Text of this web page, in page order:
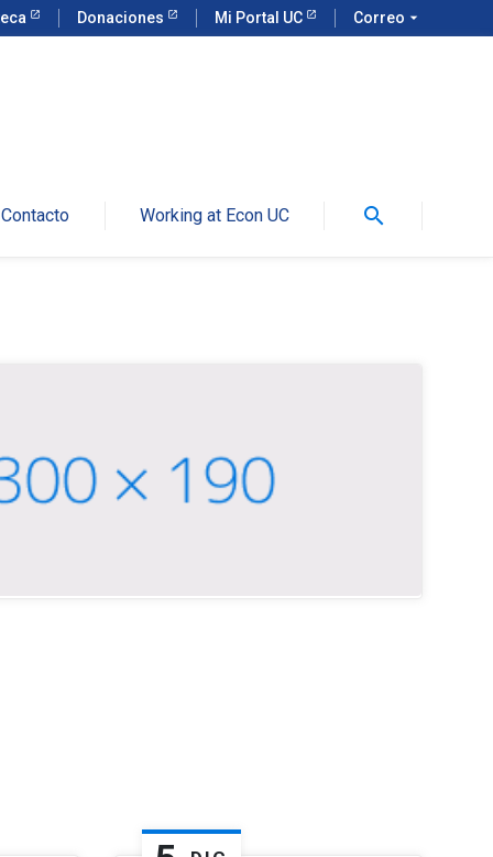
Donaciones Mi Portal UC Correo arrow_drop_down
Contacto Working at Econ UC search